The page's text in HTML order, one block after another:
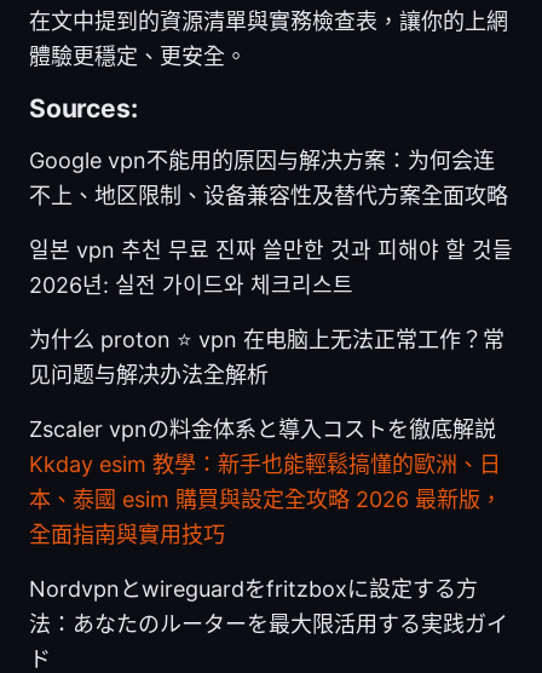
在文中提到的資源清單與實務檢查表，讓你的上網
體驗更穩定、更安全。
Sources:
Google vpn不能用的原因与解决方案：为何会连
不上、地区限制、设备兼容性及替代方案全面攻略
일본 vpn 추천 무료 진짜 쓸만한 것과 피해야 할 것들
2026년: 실전 가이드와 체크리스트
为什么 proton ⭐ vpn 在电脑上无法正常工作？常
见问题与解决办法全解析
Zscaler vpnの料金体系と導入コストを徹底解説
Kkday esim 教學：新手也能輕鬆搞懂的歐洲、日
本、泰國 esim 購買與設定全攻略 2026 最新版，
全面指南與實用技巧
Nordvpnとwireguardをfritzboxに設定する方
法：あなたのルーターを最大限活用する実践ガイ
ド